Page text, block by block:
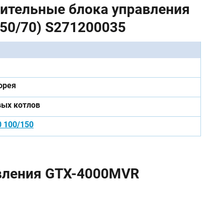
блока управления
70) S271200035
котлов
100/150
GTX-4000MVR